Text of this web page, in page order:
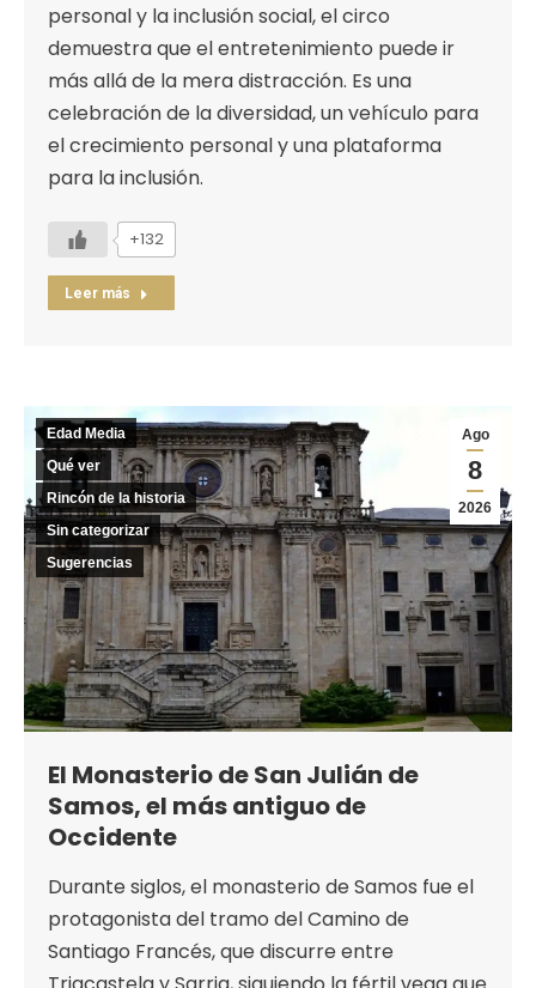
personal y la inclusión social, el circo
demuestra que el entretenimiento puede ir
más allá de la mera distracción. Es una
celebración de la diversidad, un vehículo para
el crecimiento personal y una plataforma
para la inclusión.
+132
Leer más
Ago
8
2026
Edad Media
Qué ver
Rincón de la historia
Sin categorizar
Sugerencias
El Monasterio de San Julián de
Samos, el más antiguo de
Occidente
Durante siglos, el monasterio de Samos fue el
protagonista del tramo del Camino de
Santiago Francés, que discurre entre